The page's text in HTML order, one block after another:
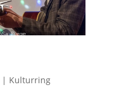
| Kulturring